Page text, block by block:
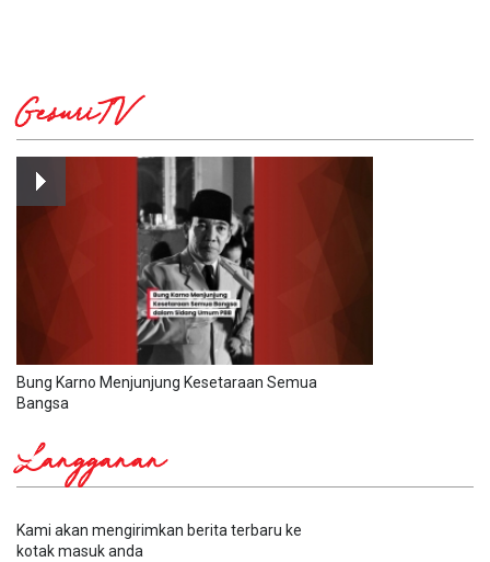
GesuriTV
Bung Karno Menjunjung Kesetaraan Semua
Bangsa
Langganan
Kami akan mengirimkan berita terbaru ke
kotak masuk anda